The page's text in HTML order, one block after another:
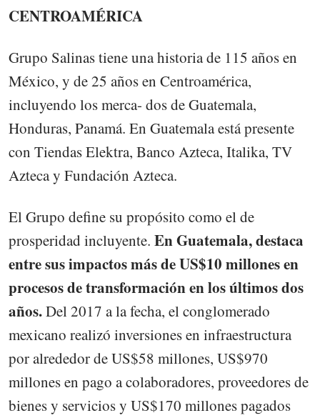
CENTROAMÉRICA
Grupo Salinas tiene una historia de 115 años en
México, y de 25 años en Centroamérica,
incluyendo los merca- dos de Guatemala,
Honduras, Panamá. En Guatemala está presente
con Tiendas Elektra, Banco Azteca, Italika, TV
Azteca y Fundación Azteca.
El Grupo define su propósito como el de
prosperidad incluyente. En Guatemala, destaca
entre sus impactos más de US$10 millones en
procesos de transformación en los últimos dos
años.Del 2017 a la fecha, el conglomerado
mexicano realizó inversiones en infraestructura
por alrededor de US$58 millones, US$970
millones en pago a colaboradores, proveedores de
bienes y servicios y US$170 millones pagados